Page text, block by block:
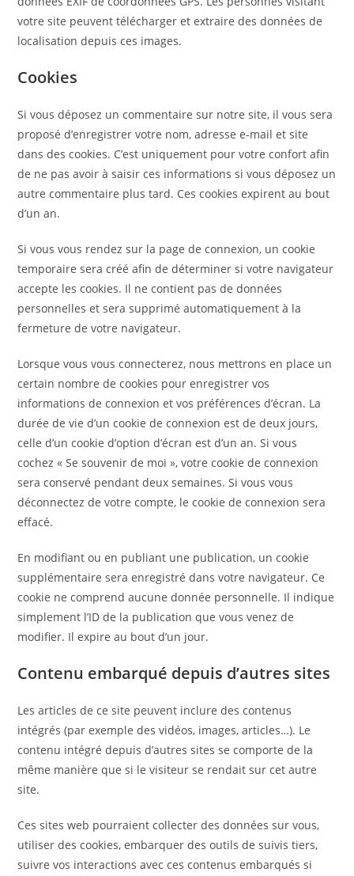
votre site peuvent télécharger et extraire des données de
localisation depuis ces images.
Cookies
Si vous déposez un commentaire sur notre site, il vous sera
proposé d’enregistrer votre nom, adresse e-mail et site
dans des cookies. C’est uniquement pour votre confort afin
de ne pas avoir à saisir ces informations si vous déposez un
autre commentaire plus tard. Ces cookies expirent au bout
d’un an.
Si vous vous rendez sur la page de connexion, un cookie
temporaire sera créé afin de déterminer si votre navigateur
accepte les cookies. Il ne contient pas de données
personnelles et sera supprimé automatiquement à la
fermeture de votre navigateur.
Lorsque vous vous connecterez, nous mettrons en place un
certain nombre de cookies pour enregistrer vos
informations de connexion et vos préférences d’écran. La
durée de vie d’un cookie de connexion est de deux jours,
celle d’un cookie d’option d’écran est d’un an. Si vous
cochez « Se souvenir de moi », votre cookie de connexion
sera conservé pendant deux semaines. Si vous vous
déconnectez de votre compte, le cookie de connexion sera
effacé.
En modifiant ou en publiant une publication, un cookie
supplémentaire sera enregistré dans votre navigateur. Ce
cookie ne comprend aucune donnée personnelle. Il indique
simplement l’ID de la publication que vous venez de
modifier. Il expire au bout d’un jour.
Contenu embarqué depuis d’autres sites
Les articles de ce site peuvent inclure des contenus
intégrés (par exemple des vidéos, images, articles…). Le
contenu intégré depuis d’autres sites se comporte de la
même manière que si le visiteur se rendait sur cet autre
site.
Ces sites web pourraient collecter des données sur vous,
utiliser des cookies, embarquer des outils de suivis tiers,
suivre vos interactions avec ces contenus embarqués si